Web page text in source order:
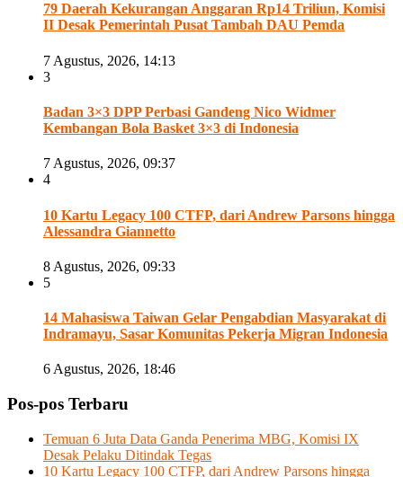
79 Daerah Kekurangan Anggaran Rp14 Triliun, Komisi
II Desak Pemerintah Pusat Tambah DAU Pemda
7 Agustus, 2026, 14:13
3
Badan 3×3 DPP Perbasi Gandeng Nico Widmer
Kembangan Bola Basket 3×3 di Indonesia
7 Agustus, 2026, 09:37
4
10 Kartu Legacy 100 CTFP, dari Andrew Parsons hingga
Alessandra Giannetto
8 Agustus, 2026, 09:33
5
14 Mahasiswa Taiwan Gelar Pengabdian Masyarakat di
Indramayu, Sasar Komunitas Pekerja Migran Indonesia
6 Agustus, 2026, 18:46
Pos-pos Terbaru
Temuan 6 Juta Data Ganda Penerima MBG, Komisi IX
Desak Pelaku Ditindak Tegas
10 Kartu Legacy 100 CTFP, dari Andrew Parsons hingga